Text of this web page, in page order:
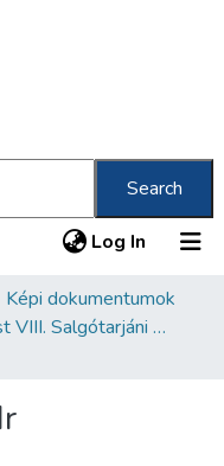
Search
Log In (current)
Képi dokumentumok
Budapest VIII. Salgótarjáni úti Neológ Zsidó Temető